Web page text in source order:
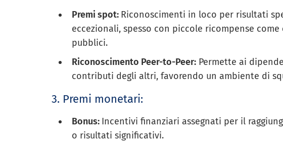
Premi spot: Riconoscimenti in loco per risultati
eccezionali, spesso con piccole ricompense
pubblici.
Riconoscimento Peer-to-Peer: Permette ai
contributi degli altri, favorendo un ambiente di
3. Premi monetari:
Bonus: Incentivi finanziari assegnati per il
o risultati significativi.